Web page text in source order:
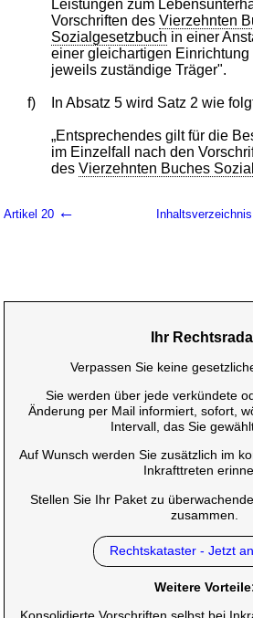
Leistungen zum
Vorschriften des Vierzehnten
Sozialgesetzbuch in einer
einer gleichartigen Einrichtung
jeweils zuständige Träger".
f) In Absatz 5 wird Satz 2 wie
„Entsprechendes gilt für die
im Einzelfall nach den
des Vierzehnten Buches
Artikel 20 ← Inhaltsverzeichnis
Ihr
Verpassen Sie keine
Sie werden über jede verkündete
Änderung per Mail informiert, sofort,
Intervall, das Sie
Auf Wunsch werden Sie zusätzlich im
Inkrafttreten
Stellen Sie Ihr Paket zu
zusammen.
Rechtskataster - Jetzt
Weitere